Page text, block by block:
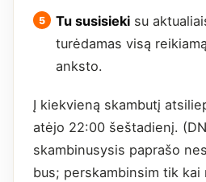
Tu susisieki su
turėdamas visą
anksto.
Į kiekvieną skambutį
atėjo 22:00 šeštadienį.
skambinusysis paprašo
bus; perskambinsim tik kai